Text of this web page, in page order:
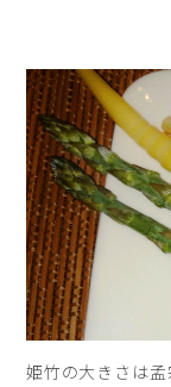
姫竹の大きさは